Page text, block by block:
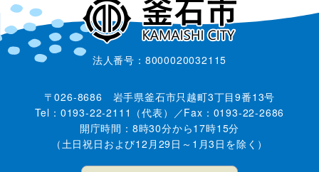
法人番号：8000020032115
〒026-8686 岩手県釜石市只越町3丁目9番13号
Tel：0193-22-2111（代表）／Fax：0193-22-2686
開庁時間：8時30分から17時15分
（土日祝日および12月29日～1月3日を除く）